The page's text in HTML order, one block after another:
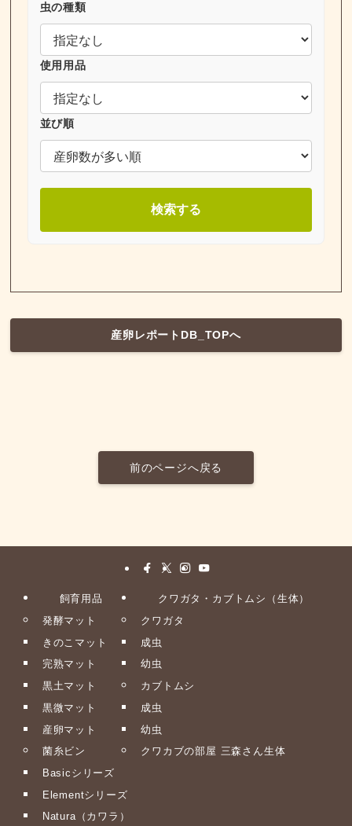
虫の種類
使用用品
並び順
検索する
産卵レポートDB_TOPへ
前のページへ戻る
飼育用品
発酵マット
きのこマット
完熟マット
黒土マット
黒微マット
産卵マット
菌糸ビン
Basicシリーズ
Elementシリーズ
Natura（カワラ）
クワガタ・カブトムシ（生体）
クワガタ
成虫
幼虫
カブトムシ
成虫
幼虫
クワカブの部屋 三森さん生体